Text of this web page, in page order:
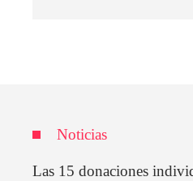
Noticias
Las 15 donaciones